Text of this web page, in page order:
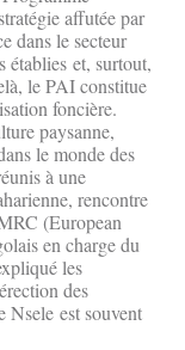
affutée par
dans le secteur
établies et, surtout,
le PAI constitue
foncière.
paysanne,
le monde des
à une
rencontre
(European
en charge du
les
des
est souvent